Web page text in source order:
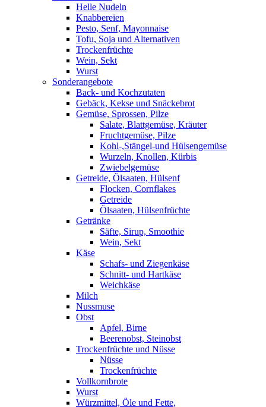
Helle Nudeln
Knabbereien
Pesto, Senf, Mayonnaise
Tofu, Soja und Alternativen
Trockenfrüchte
Wein, Sekt
Wurst
Sonderangebote
Back- und Kochzutaten
Gebäck, Kekse und Snäckebrot
Gemüse, Sprossen, Pilze
Salate, Blattgemüse, Kräuter
Fruchtgemüse, Pilze
Kohl-,Stängel-und Hülsengemüse
Wurzeln, Knollen, Kürbis
Zwiebelgemüse
Getreide, Ölsaaten, Hülsenf
Flocken, Cornflakes
Getreide
Ölsaaten, Hülsenfrüchte
Getränke
Säfte, Sirup, Smoothie
Wein, Sekt
Käse
Schafs- und Ziegenkäse
Schnitt- und Hartkäse
Weichkäse
Milch
Nussmuse
Obst
Apfel, Birne
Beerenobst, Steinobst
Trockenfrüchte und Nüsse
Nüsse
Trockenfrüchte
Vollkornbrote
Wurst
Würzmittel, Öle und Fette,